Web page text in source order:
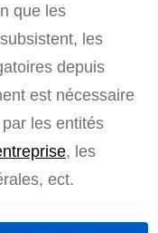
que les
les
depuis
est nécessaire
les entités
, les
ect.